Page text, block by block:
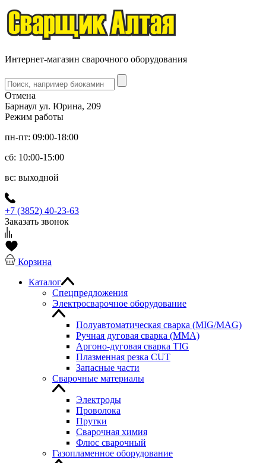
Интернет-магазин сварочного оборудования
Отмена
Барнаул ул. Юрина, 209
Режим работы
пн-пт: 09:00-18:00
сб: 10:00-15:00
вс: выходной
+7 (3852) 40-23-63
Заказать звонок
Корзина
Каталог
Спецпредложения
Электросварочное оборудование
Полуавтоматическая сварка (MIG/MAG)
Ручная дуговая сварка (MMA)
Аргоно-дуговая сварка TIG
Плазменная резка CUT
Запасные части
Сварочные материалы
Электроды
Проволока
Прутки
Сварочная химия
Флюс сварочный
Газопламенное оборудование